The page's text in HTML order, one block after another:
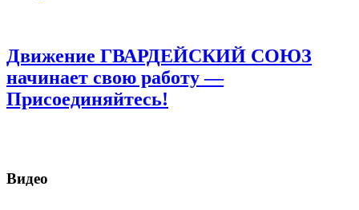
Движение ГВАРДЕЙСКИЙ СОЮЗ
начинает свою работу —
Присоединяйтесь!
Видео